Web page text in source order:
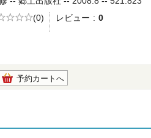
評価
(0) レビュー 0
予約カートへ